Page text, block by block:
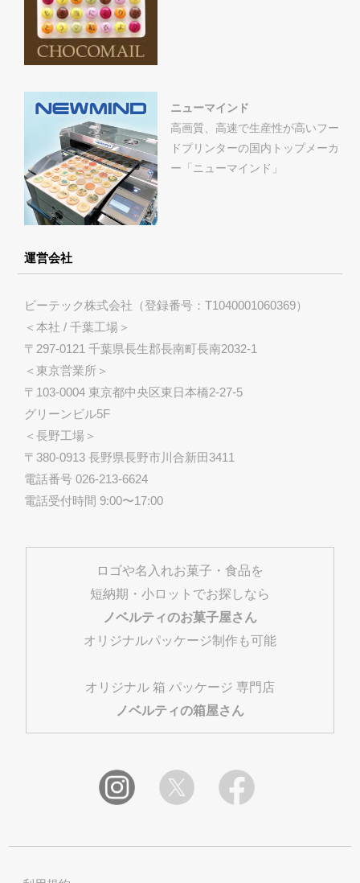
ニューマインド
高画質、高速で生産性が高いフー
ドプリンターの国内トップメーカ
ー「ニューマインド」
運営会社
ビーテック株式会社 （登録番号：T1040001060369）
＜本社 / 千葉工場＞
〒297-0121 千葉県長生郡長南町長南2032-1
＜東京営業所＞
〒103-0004 東京都中央区東日本橋2-27-5
グリーンビル5F
＜長野工場＞
〒380-0913 長野県長野市川合新田3411
電話番号 026-213-6624
電話受付時間 9:00〜17:00
ロゴや名入れお菓子・食品を
短納期・小ロットでお探しなら
ノベルティのお菓子屋さん
オリジナルパッケージ制作も可能
オリジナル 箱 パッケージ 専門店
ノベルティの箱屋さん